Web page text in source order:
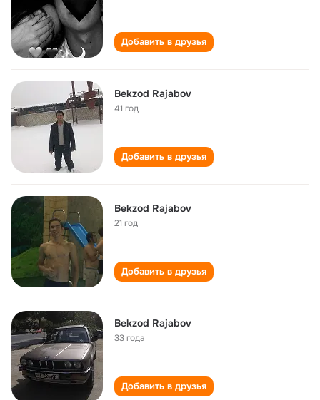
Добавить в друзья
Bekzod Rajabov
41 год
Добавить в друзья
Bekzod Rajabov
21 год
Добавить в друзья
Bekzod Rajabov
33 года
Добавить в друзья